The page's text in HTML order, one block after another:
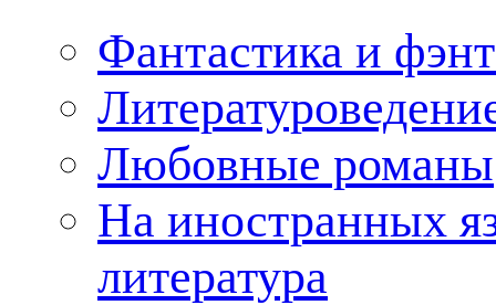
Фантастика и
Любовные романы
На иностранных
литература